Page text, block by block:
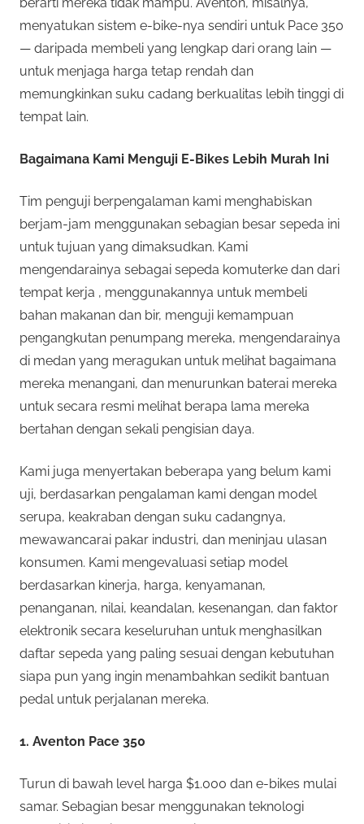
menyatukan sistem e-bike-nya sendiri untuk Pace 350
— daripada membeli yang lengkap dari orang lain —
untuk menjaga harga tetap rendah dan
memungkinkan suku cadang berkualitas lebih tinggi di
tempat lain.
Bagaimana Kami Menguji E-Bikes Lebih Murah Ini
Tim penguji berpengalaman kami menghabiskan
berjam-jam menggunakan sebagian besar sepeda ini
untuk tujuan yang dimaksudkan. Kami
mengendarainya sebagai sepeda komuterke dan dari
tempat kerja , menggunakannya untuk membeli
bahan makanan dan bir, menguji kemampuan
pengangkutan penumpang mereka, mengendarainya
di medan yang meragukan untuk melihat bagaimana
mereka menangani, dan menurunkan baterai mereka
untuk secara resmi melihat berapa lama mereka
bertahan dengan sekali pengisian daya.
Kami juga menyertakan beberapa yang belum kami
uji, berdasarkan pengalaman kami dengan model
serupa, keakraban dengan suku cadangnya,
mewawancarai pakar industri, dan meninjau ulasan
konsumen. Kami mengevaluasi setiap model
berdasarkan kinerja, harga, kenyamanan,
penanganan, nilai, keandalan, kesenangan, dan faktor
elektronik secara keseluruhan untuk menghasilkan
daftar sepeda yang paling sesuai dengan kebutuhan
siapa pun yang ingin menambahkan sedikit bantuan
pedal untuk perjalanan mereka.
1. Aventon Pace 350
Turun di bawah level harga $1.000 dan e-bikes mulai
samar. Sebagian besar menggunakan teknologi